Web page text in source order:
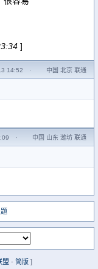
]
14:52 · 中国 北京 联通
· 中国 山东 潍坊 联通
盟 - 简版 ]